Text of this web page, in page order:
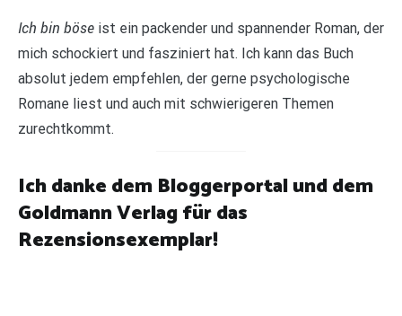
Ich bin böse ist ein packender und spannender Roman, der
mich schockiert und fasziniert hat. Ich kann das Buch
absolut jedem empfehlen, der gerne psychologische
Romane liest und auch mit schwierigeren Themen
zurechtkommt.
Ich danke dem Bloggerportal und dem
Goldmann Verlag für das
Rezensionsexemplar!